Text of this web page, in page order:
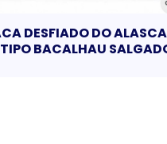
DESFIADO DO
TIPO BACALHAU